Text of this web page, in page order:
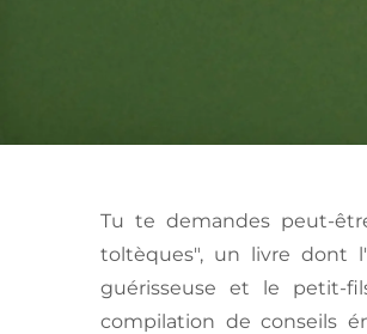
Tu te demandes peut-
toltèques", un livre dont
guérisseuse et le petit-
compilation de conseils